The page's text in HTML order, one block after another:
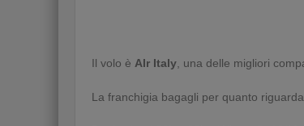
Il volo è AIr Italy , una delle migliori
La franchigia bagagli per quanto